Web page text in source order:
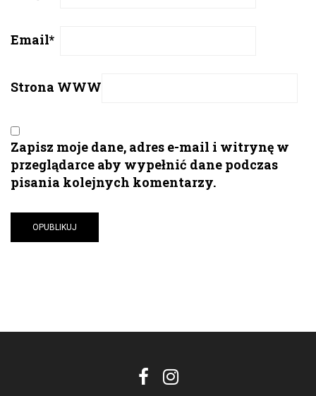
Email*
Strona WWW
Zapisz moje dane, adres e-mail i witrynę w
przeglądarce aby wypełnić dane podczas
pisania kolejnych komentarzy.